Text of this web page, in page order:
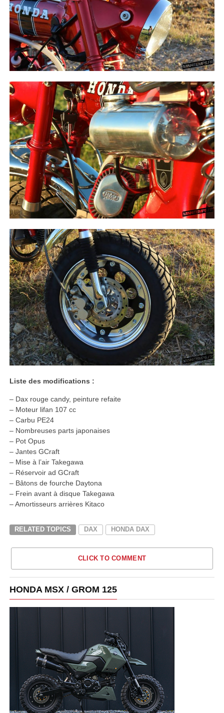
Liste des modifications :
– Dax rouge candy, peinture refaite
– Moteur lifan 107 cc
– Carbu PE24
– Nombreuses parts japonaises
– Pot Opus
– Jantes GCraft
– Mise à l’air Takegawa
– Réservoir ad GCraft
– Bâtons de fourche Daytona
– Frein avant à disque Takegawa
– Amortisseurs arrières Kitaco
RELATED TOPICS DAX HONDA DAX
CLICK TO COMMENT
HONDA MSX / GROM 125